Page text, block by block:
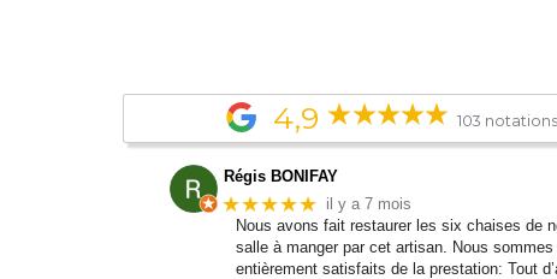
4,9 103 notations
Régis BONIFAY
★★★★★ il y a 7 mois
Nous avons fait restaurer les six chaises de
salle à manger par cet artisan. Nous sommes
entièrement satisfaits de la prestation: Tout